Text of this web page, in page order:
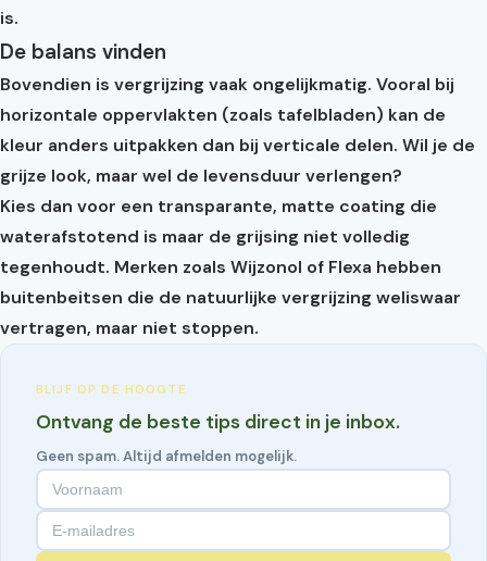
is.
De balans vinden
Bovendien is vergrijzing vaak ongelijkmatig. Vooral bij
horizontale oppervlakten (zoals tafelbladen) kan de
kleur anders uitpakken dan bij verticale delen. Wil je de
grijze look, maar wel de levensduur verlengen?
Kies dan voor een transparante, matte coating die
waterafstotend is maar de grijsing niet volledig
tegenhoudt. Merken zoals Wijzonol of Flexa hebben
buitenbeitsen die de natuurlijke vergrijzing weliswaar
vertragen, maar niet stoppen.
BLIJF OP DE HOOGTE
Ontvang de beste tips direct in je inbox.
Geen spam. Altijd afmelden mogelijk.